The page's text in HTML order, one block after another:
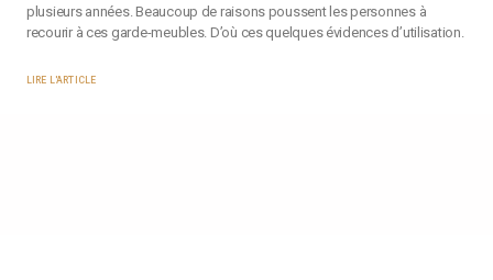
plusieurs années. Beaucoup de raisons poussent les personnes à
recourir à ces garde-meubles. D’où ces quelques évidences d’utilisation.
LIRE L'ARTICLE